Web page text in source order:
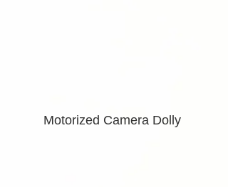
Motorized Camera Dolly